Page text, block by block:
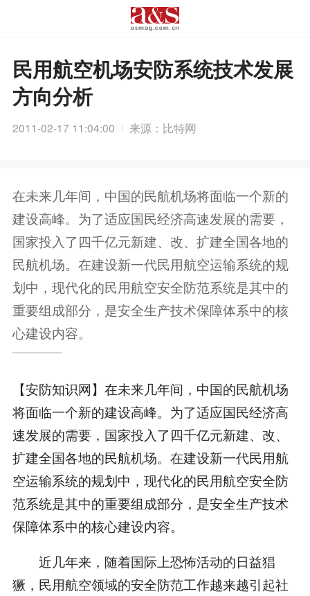
民用航空机场安防系统技术发展
方向分析
2011-02-17 11:04:00 来源：比特网
在未来几年间，中国的民航机场将面临一个新的
建设高峰。为了适应国民经济高速发展的需要，
国家投入了四千亿元新建、改、扩建全国各地的
民航机场。在建设新一代民用航空运输系统的规
划中，现代化的民用航空安全防范系统是其中的
重要组成部分，是安全生产技术保障体系中的核
心建设内容。
【安防知识网】在未来几年间，中国的民航机场
将面临一个新的建设高峰。为了适应国民经济高
速发展的需要，国家投入了四千亿元新建、改、
扩建全国各地的民航机场。在建设新一代民用航
空运输系统的规划中，现代化的民用航空安全防
范系统是其中的重要组成部分，是安全生产技术
保障体系中的核心建设内容。
近几年来，随着国际上恐怖活动的日益猖
獗，民用航空领域的安全防范工作越来越引起社